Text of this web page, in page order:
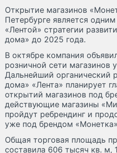
Открытие магазинов
Петербурге является
«Лентой» стратегии
дома» до 2025 года.
В октябре компания
розничной сети магазинов
Дальнейший органический
дома» «Лента» планирует
открытий магазинов под
действующие магазины
пройдут ребрендинг и
уже под брендом
Общая торговая площадь
составила 606 тысяч кв. м,